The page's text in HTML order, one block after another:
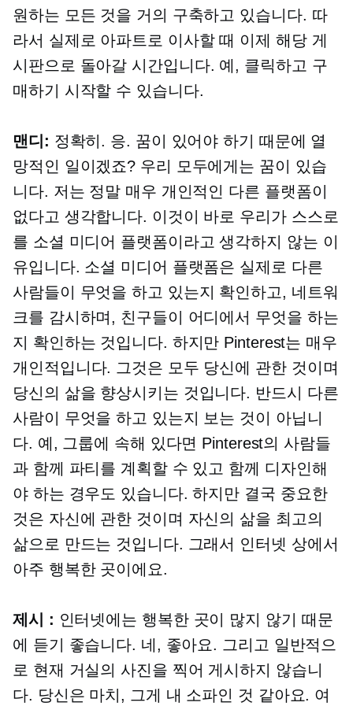
원하는 모든 것을 거의 구축하고 있습니다. 따
라서 실제로 아파트로 이사할 때 이제 해당 게
시판으로 돌아갈 시간입니다. 예, 클릭하고 구
매하기 시작할 수 있습니다.
맨디: 정확히. 응. 꿈이 있어야 하기 때문에 열
망적인 일이겠죠? 우리 모두에게는 꿈이 있습
니다. 저는 정말 매우 개인적인 다른 플랫폼이
없다고 생각합니다. 이것이 바로 우리가 스스로
를 소셜 미디어 플랫폼이라고 생각하지 않는 이
유입니다. 소셜 미디어 플랫폼은 실제로 다른
사람들이 무엇을 하고 있는지 확인하고, 네트워
크를 감시하며, 친구들이 어디에서 무엇을 하는
지 확인하는 것입니다. 하지만 Pinterest는 매우
개인적입니다. 그것은 모두 당신에 관한 것이며
당신의 삶을 향상시키는 것입니다. 반드시 다른
사람이 무엇을 하고 있는지 보는 것이 아닙니
다. 예, 그룹에 속해 있다면 Pinterest의 사람들
과 함께 파티를 계획할 수 있고 함께 디자인해
야 하는 경우도 있습니다. 하지만 결국 중요한
것은 자신에 관한 것이며 자신의 삶을 최고의
삶으로 만드는 것입니다. 그래서 인터넷 상에서
아주 행복한 곳이에요.
제시 : 인터넷에는 행복한 곳이 많지 않기 때문
에 듣기 좋습니다. 네, 좋아요. 그리고 일반적으
로 현재 거실의 사진을 찍어 게시하지 않습니
다. 당신은 마치, 그게 내 소파인 것 같아요. 여